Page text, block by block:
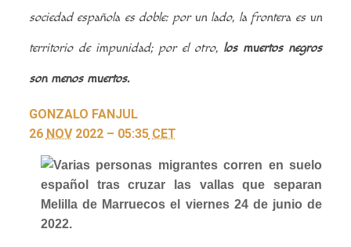
sociedad española es doble: por un lado, la frontera es un
territorio de impunidad; por el otro, los muertos negros
son menos muertos.
GONZALO FANJUL
26 NOV2022 – 05:35CET